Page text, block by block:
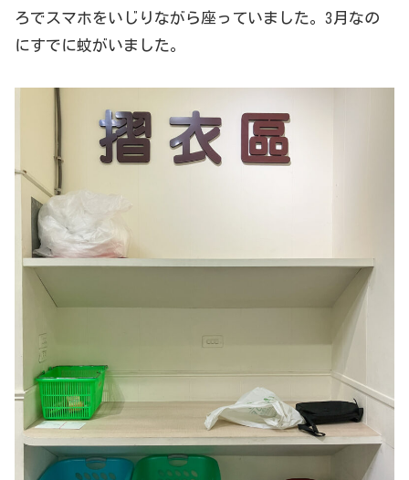
ろでスマホをいじりながら座っていました。3月なの
にすでに蚊がいました。